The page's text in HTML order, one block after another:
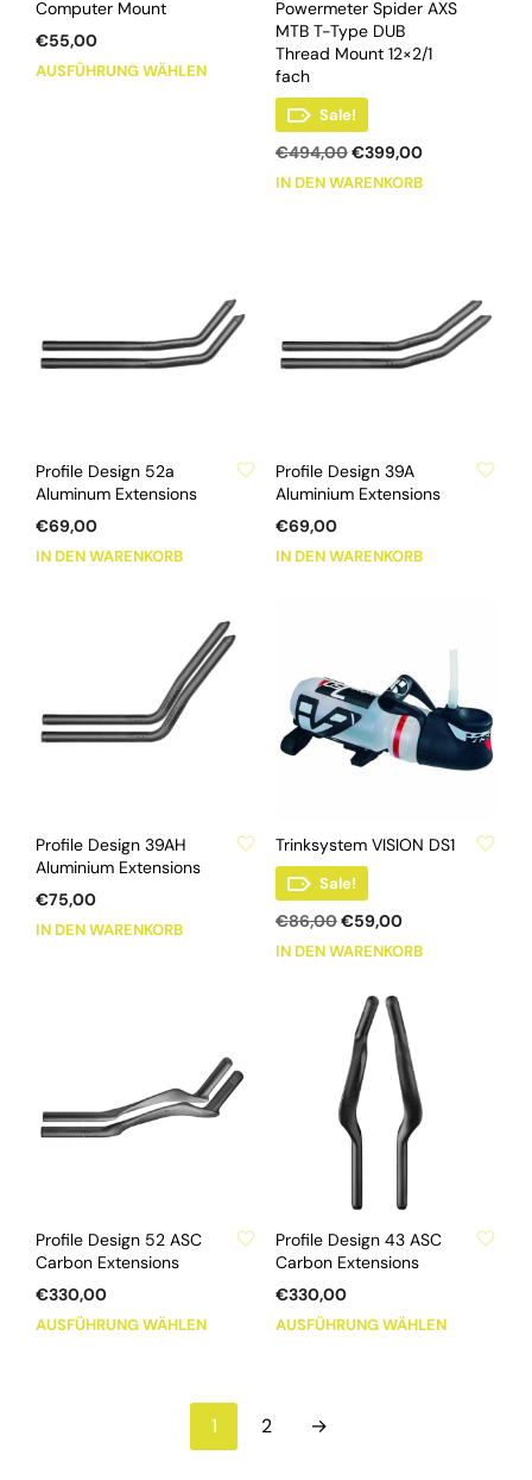
Computer Mount
€55,00
AUSFÜHRUNG WÄHLENDieses
mehrere
Varianten
auf
der
Produktseite
Powermeter Spider AXS
MTB T-Type DUB
Thread Mount 12×2/1
fach
Sale!
€494,00Ursprünglicher
Preis
€399,00Aktueller
Preis
IN DEN WARENKORB
Profile Design 52a
Aluminum Extensions
€69,00
IN DEN WARENKORB
Profile Design 39A
Aluminium Extensions
€69,00
IN DEN WARENKORB
Profile Design 39AH
Aluminium Extensions
€75,00
IN DEN WARENKORB
Trinksystem VISION DS1
Sale!
€86,00Ursprünglicher
Preis
€59,00Aktueller
Preis
IN DEN WARENKORB
Profile Design 52 ASC
Carbon Extensions
€330,00
AUSFÜHRUNG WÄHLENDieses
mehrere
Varianten
auf.
ZU WUNSCHLISTE HINZUFÜGEN
Profile Design 43 ASC
Carbon Extensions
€330,00
AUSFÜHRUNG WÄHLENDieses
1 2 →